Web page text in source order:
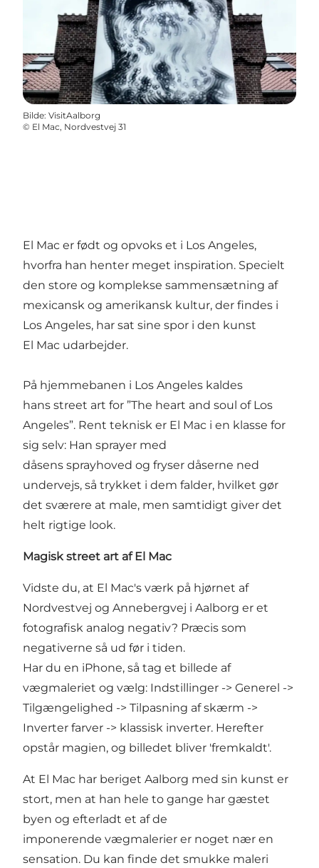
Bilde: VisitAalborg
© El Mac, Nordvestvej 31
El Mac er født og opvoks et i Los Angeles,
hvorfra han henter meget inspiration. Specielt
den store og komplekse sammensætning af
mexicansk og amerikansk kultur, der findes i
Los Angeles, har sat sine spor i den kunst
El Mac udarbejder.
På hjemmebanen i Los Angeles kaldes
hans street art for ”The heart and soul of Los
Angeles”. Rent teknisk er El Mac i en klasse for
sig selv: Han sprayer med
dåsens sprayhoved og fryser dåserne ned
undervejs, så trykket i dem falder, hvilket gør
det sværere at male, men samtidigt giver det
helt rigtige look.
Magisk street art af El Mac
Vidste du, at El Mac's værk på hjørnet af
Nordvestvej og Annebergvej i Aalborg er et
fotografisk analog negativ? Præcis som
negativerne så ud før i tiden.
Har du en iPhone, så tag et billede af
vægmaleriet og vælg: Indstillinger -> Generel ->
Tilgængelighed -> Tilpasning af skærm ->
Inverter farver -> klassisk inverter. Herefter
opstår magien, og billedet bliver 'fremkaldt'.
At El Mac har beriget Aalborg med sin kunst er
stort, men at han hele to gange har gæstet
byen og efterladt et af de
imponerende vægmalerier er noget nær en
sensation. Du kan finde det smukke maleri